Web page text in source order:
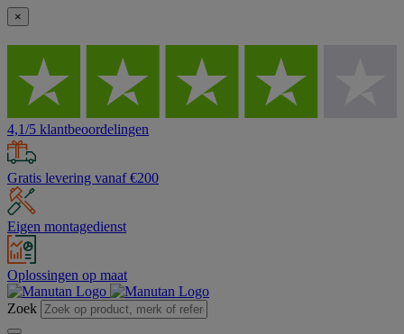
×
4,1/5 klantbeoordelingen
Gratis levering vanaf €200
Eigen montagedienst
Oplossingen op maat
Zoek